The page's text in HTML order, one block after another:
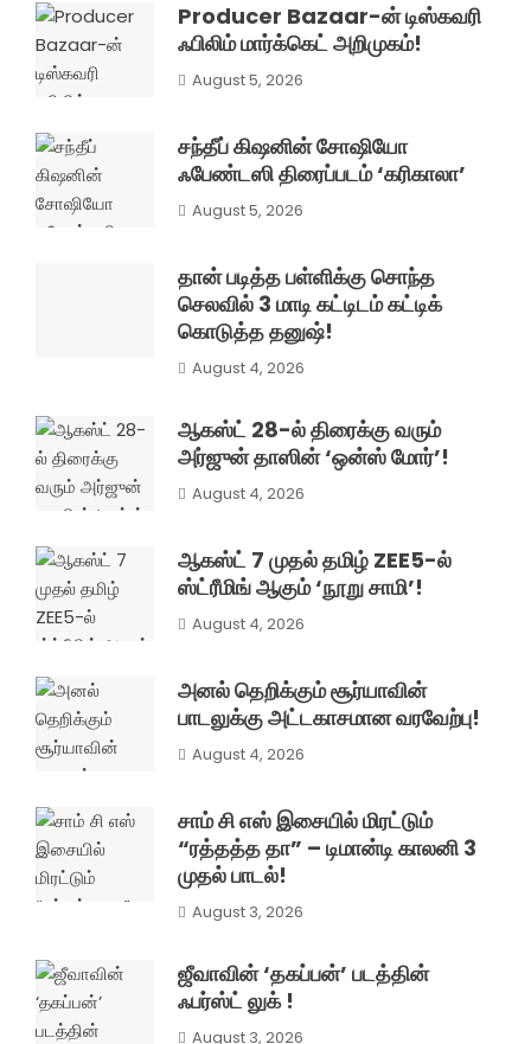
Producer Bazaar-ன் டிஸ்கவரி
ஃபிலிம் மார்க்கெட் அறிமுகம்!
August 5, 2026
சந்தீப் கிஷனின் சோஷியோ
ஃபேண்டஸி திரைப்படம் ‘கரிகாலா’
August 5, 2026
தான் படித்த பள்ளிக்கு சொந்த
செலவில் 3 மாடி கட்டிடம் கட்டிக்
கொடுத்த தனுஷ்!
August 4, 2026
ஆகஸ்ட் 28-ல் திரைக்கு வரும்
அர்ஜுன் தாஸின் ‘ஒன்ஸ் மோர்’!
August 4, 2026
ஆகஸ்ட் 7 முதல் தமிழ் ZEE5-ல்
ஸ்ட்ரீமிங் ஆகும் ‘நூறு சாமி’!
August 4, 2026
அனல் தெறிக்கும் சூர்யாவின்
பாடலுக்கு அட்டகாசமான வரவேற்பு!
August 4, 2026
சாம் சி எஸ் இசையில் மிரட்டும்
“ரத்தத்த தா” – டிமான்டி காலனி 3
முதல் பாடல்!
August 3, 2026
ஜீவாவின் ‘தகப்பன்’ படத்தின்
ஃபர்ஸ்ட் லுக் !
August 3, 2026